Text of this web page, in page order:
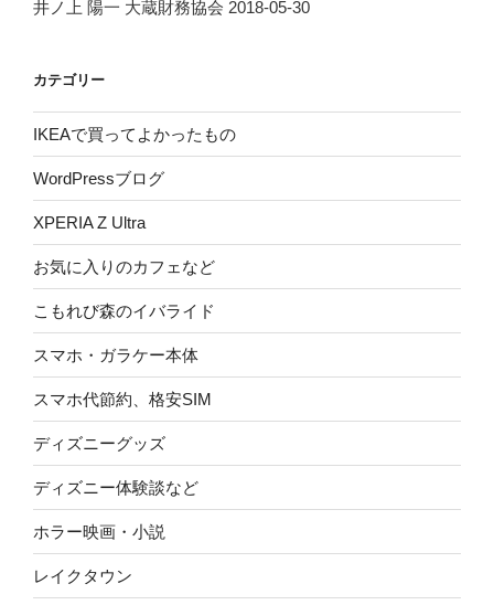
井ノ上 陽一 大蔵財務協会 2018-05-30
カテゴリー
IKEAで買ってよかったもの
WordPressブログ
XPERIA Z Ultra
お気に入りのカフェなど
こもれび森のイバライド
スマホ・ガラケー本体
スマホ代節約、格安SIM
ディズニーグッズ
ディズニー体験談など
ホラー映画・小説
レイクタウン